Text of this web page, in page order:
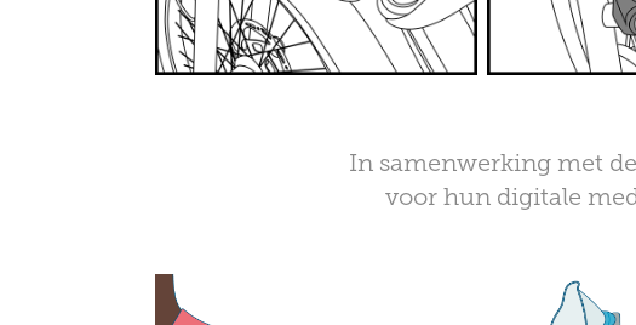
In samenwerking met
voor hun digitale